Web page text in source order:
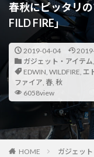
春秋にピッタリ
FILD FIRE」
2019-04-04
ガジェット・アイテム,
EDWIN, WILDFIRE, エ
ファイア, 春, 秋
6058view
HOME ガジェッ